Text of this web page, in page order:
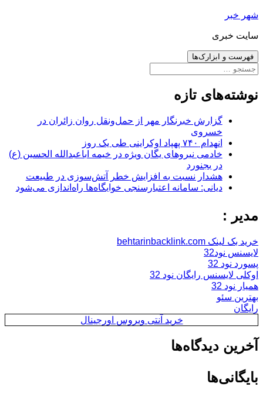
رفتن
نوشته‌ها
شهر خبر
سایت خبری
فهرست و ابزارک‌ها
جستجو
نوشته‌های تازه
گزارش خبرنگار مهر از حمل‌ونقل روان زائران در
خسروی
انهدام ۷۴۰ پهپاد اوکراینی طی یک روز
خادمی نیروهای یگان ویژه در خیمه اباعبدالله الحسین (ع)
در بجنورد
هشدار نسبت به افزایش خطر آتش‌سوزی در طبیعت
دیانی: سامانه اعتبارسنجی خوابگاه‌ها راه‌اندازی می‌شود
مدیر :
خرید بک لینک behtarinbacklink.com
لایسنس نود32
پسورد نود 32
اوکلی لایسنس رایگان نود 32
همیار نود 32
بهترین سئو
رایگان
خرید آنتی ویروس اورجینال
آخرین دیدگاه‌ها
بایگانی‌ها